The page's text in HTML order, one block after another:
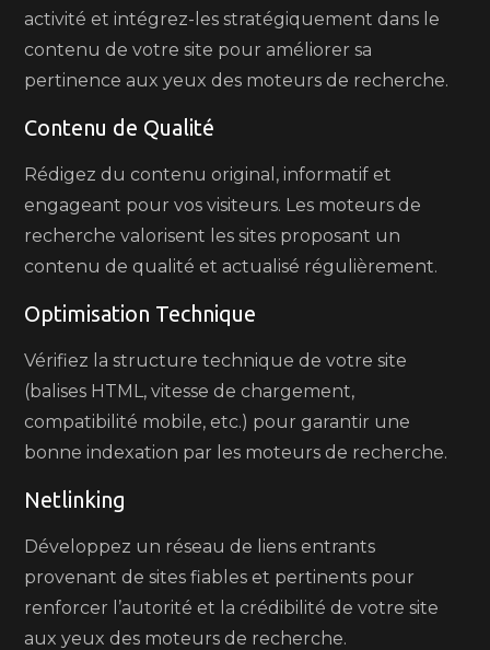
activité et intégrez-les stratégiquement dans le
contenu de votre site pour améliorer sa
pertinence aux yeux des moteurs de recherche.
Contenu de Qualité
Rédigez du contenu original, informatif et
engageant pour vos visiteurs. Les moteurs de
recherche valorisent les sites proposant un
contenu de qualité et actualisé régulièrement.
Optimisation Technique
Vérifiez la structure technique de votre site
(balises HTML, vitesse de chargement,
compatibilité mobile, etc.) pour garantir une
bonne indexation par les moteurs de recherche.
Netlinking
Développez un réseau de liens entrants
provenant de sites fiables et pertinents pour
renforcer l’autorité et la crédibilité de votre site
aux yeux des moteurs de recherche.